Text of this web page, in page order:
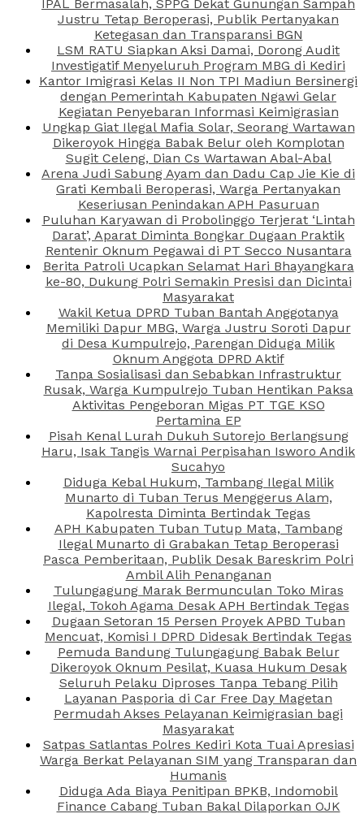
IPAL Bermasalah, SPPG Dekat Gunungan Sampah
Justru Tetap Beroperasi, Publik Pertanyakan
Ketegasan dan Transparansi BGN
LSM RATU Siapkan Aksi Damai, Dorong Audit
Investigatif Menyeluruh Program MBG di Kediri
Kantor Imigrasi Kelas II Non TPI Madiun Bersinergi
dengan Pemerintah Kabupaten Ngawi Gelar
Kegiatan Penyebaran Informasi Keimigrasian
Ungkap Giat Ilegal Mafia Solar, Seorang Wartawan
Dikeroyok Hingga Babak Belur oleh Komplotan
Sugit Celeng, Dian Cs Wartawan Abal-Abal
Arena Judi Sabung Ayam dan Dadu Cap Jie Kie di
Grati Kembali Beroperasi, Warga Pertanyakan
Keseriusan Penindakan APH Pasuruan
Puluhan Karyawan di Probolinggo Terjerat ‘Lintah
Darat’, Aparat Diminta Bongkar Dugaan Praktik
Rentenir Oknum Pegawai di PT Secco Nusantara
Berita Patroli Ucapkan Selamat Hari Bhayangkara
ke-80, Dukung Polri Semakin Presisi dan Dicintai
Masyarakat
Wakil Ketua DPRD Tuban Bantah Anggotanya
Memiliki Dapur MBG, Warga Justru Soroti Dapur
di Desa Kumpulrejo, Parengan Diduga Milik
Oknum Anggota DPRD Aktif
Tanpa Sosialisasi dan Sebabkan Infrastruktur
Rusak, Warga Kumpulrejo Tuban Hentikan Paksa
Aktivitas Pengeboran Migas PT TGE KSO
Pertamina EP
Pisah Kenal Lurah Dukuh Sutorejo Berlangsung
Haru, Isak Tangis Warnai Perpisahan Isworo Andik
Sucahyo
Diduga Kebal Hukum, Tambang Ilegal Milik
Munarto di Tuban Terus Menggerus Alam,
Kapolresta Diminta Bertindak Tegas
APH Kabupaten Tuban Tutup Mata, Tambang
Ilegal Munarto di Grabakan Tetap Beroperasi
Pasca Pemberitaan, Publik Desak Bareskrim Polri
Ambil Alih Penanganan
Tulungagung Marak Bermunculan Toko Miras
Ilegal, Tokoh Agama Desak APH Bertindak Tegas
Dugaan Setoran 15 Persen Proyek APBD Tuban
Mencuat, Komisi I DPRD Didesak Bertindak Tegas
Pemuda Bandung Tulungagung Babak Belur
Dikeroyok Oknum Pesilat, Kuasa Hukum Desak
Seluruh Pelaku Diproses Tanpa Tebang Pilih
Layanan Pasporia di Car Free Day Magetan
Permudah Akses Pelayanan Keimigrasian bagi
Masyarakat
Satpas Satlantas Polres Kediri Kota Tuai Apresiasi
Warga Berkat Pelayanan SIM yang Transparan dan
Humanis
Diduga Ada Biaya Penitipan BPKB, Indomobil
Finance Cabang Tuban Bakal Dilaporkan OJK